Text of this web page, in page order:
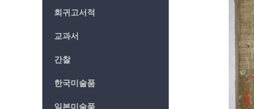
희귀고서적
교과서
간찰
한국미술품
일본미술품